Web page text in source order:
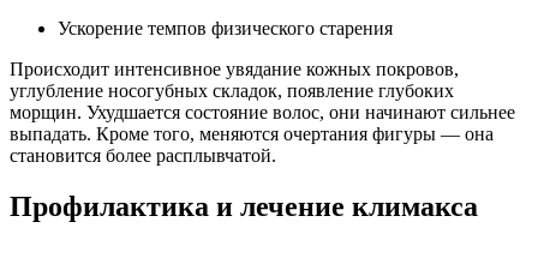
Ускорение темпов физического старения
Происходит интенсивное увядание кожных покровов,
углубление носогубных складок, появление глубоких
морщин. Ухудшается состояние волос, они начинают сильнее
выпадать. Кроме того, меняются очертания фигуры — она
становится более расплывчатой.
Профилактика и лечение климакса